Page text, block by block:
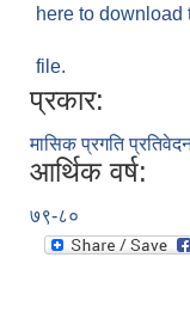
here to download
file.
प्रकार:
मासिक प्रगति
आर्थिक वर्ष:
७९-८०